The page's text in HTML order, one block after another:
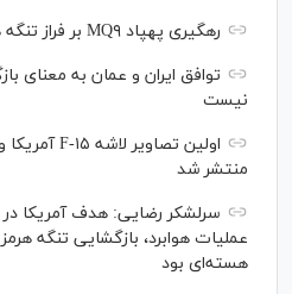
رهگیری پهپاد MQ۹ بر فراز تنگه هرمز
توافق ایران و عمان به معنای
نیست
منتشر شد
سرلشکر رضایی: هدف آمریکا در
عملیات هوابرد، بازگشایی تنگه
هسته‌ای بود